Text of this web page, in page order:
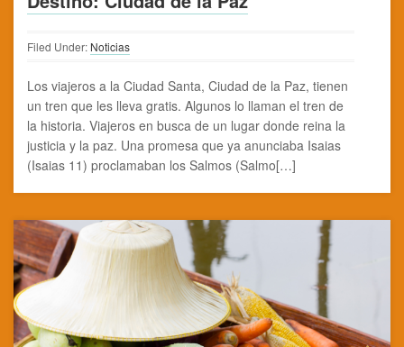
Filed Under: Noticias
Los viajeros a la Ciudad Santa, Ciudad de la Paz, tienen
un tren que les lleva gratis. Algunos lo llaman el tren de
la historia. Viajeros en busca de un lugar donde reina la
justicia y la paz. Una promesa que ya anunciaba Isaias
(Isaias 11) proclamaban los Salmos (Salmo[…]